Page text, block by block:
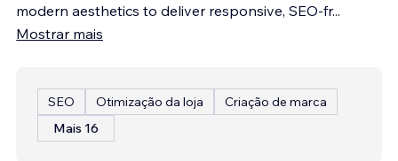
modern aesthetics to deliver responsive, SEO-fr...
Mostrar mais
SEO Otimização da loja
Criação de marca
Mais 16